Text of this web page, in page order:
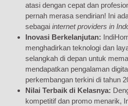
atasi dengan cepat dan
pernah merasa sendirian! Ini
sebagai internet providers in
Inovasi Berkelanjutan:
menghadirkan teknologi dan
selangkah di depan untuk
mendapatkan pengalaman
perkembangan terkini di tahun
Nilai Terbaik di Kelasnya:
kompetitif dan promo menarik,